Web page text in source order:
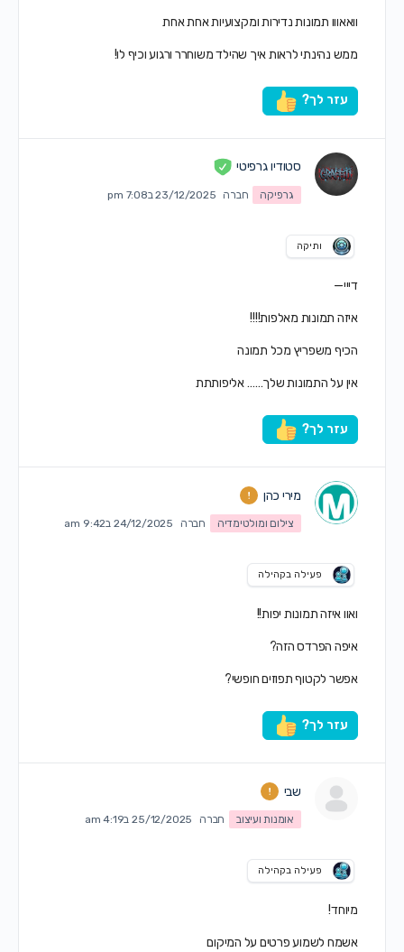
וואאווו תמונות נדירות ומקצועיות אחת אחת
ממש נהינתי לראות איך שהילד משוחרר ורגוע וכיף לו!
עזר לך?
סטודיו גרפיטי
גרפיקה חברה 23/12/2025 ב7:08 pm
ותיקה
דייי—
איזה תמונות מאלפות!!!!
הכיף משפריץ מכל תמונה
אין על התמונות שלך……אליפותתת
עזר לך?
מירי כהן
צילום ומולטימדיה חברה 24/12/2025 ב9:42 am
פעילה בקהילה
ואוו איזה תמונות יפות!!
איפה הפרדס הזה?
אפשר לקטוף תפוזים חופשי?
עזר לך?
שבי
אומנות ועיצוב חברה 25/12/2025 ב4:19 am
פעילה בקהילה
מיוחד!
אשמח לשמוע פרטים על המיקום